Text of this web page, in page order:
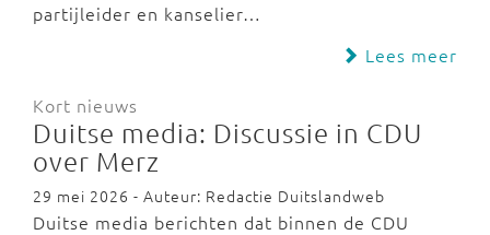
partijleider en kanselier…
Lees meer
Kort nieuws
Duitse media: Discussie in CDU
over Merz
29 mei 2026 - Auteur: Redactie Duitslandweb
Duitse media berichten dat binnen de CDU